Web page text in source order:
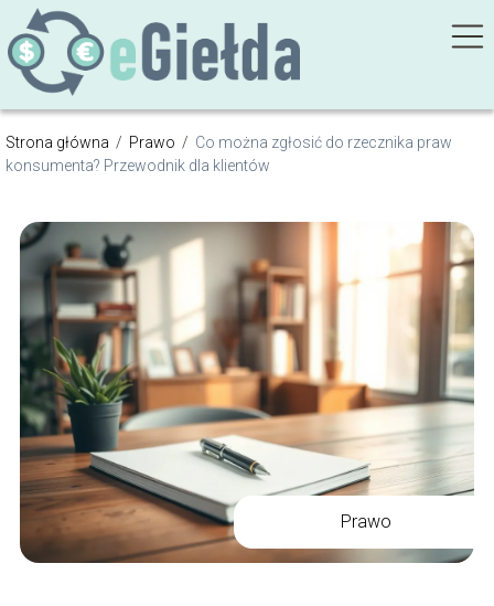
Strona główna / Prawo / Co można zgłosić do rzecznika praw
konsumenta? Przewodnik dla klientów
Prawo